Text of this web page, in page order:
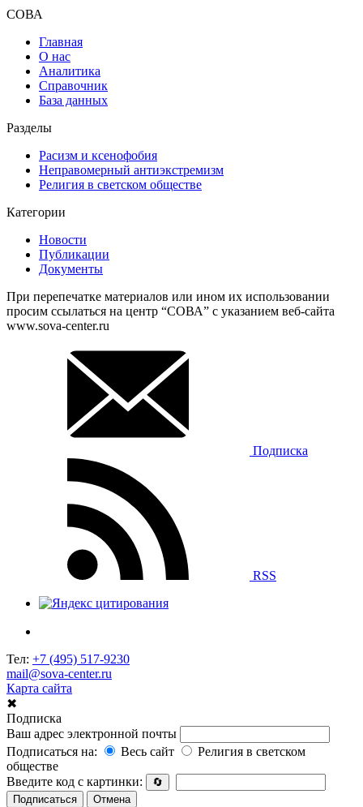
СОВА
Главная
О нас
Аналитика
Справочник
База данных
Разделы
Расизм и ксенофобия
Неправомерный антиэкстремизм
Религия в светском обществе
Категории
Новости
Публикации
Документы
При перепечатке материалов или ином их использовании
просим ссылаться на центр “СОВА” с указанием веб-сайта
www.sova-center.ru
Подписка
RSS
Тел: +7 (495) 517-9230
mail@sova-center.ru
Карта сайта
✖
Подписка
Ваш адрес электронной почты
Подписаться на:
Весь сайт
Религия в светском
обществе
Введите код с картинки:
🔄
Подписаться
Отмена